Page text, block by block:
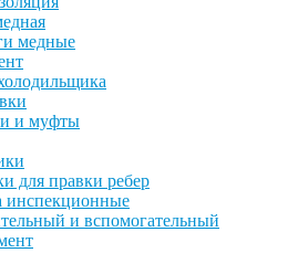
медные
и муфты
для правки ребер
инспекционные
и вспомогательный